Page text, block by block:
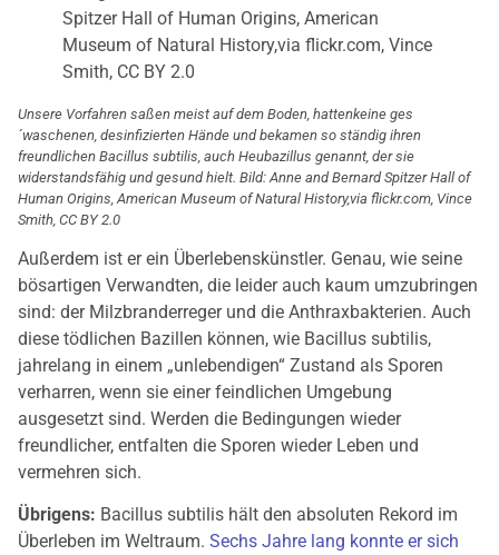
Unsere Vorfahren saßen meist auf dem Boden, hattenkeine ges
´waschenen, desinfizierten Hände und bekamen so ständig ihren
freundlichen Bacillus subtilis, auch Heubazillus genannt, der sie
widerstandsfähig und gesund hielt. Bild: Anne and Bernard Spitzer Hall of
Human Origins, American Museum of Natural History,via flickr.com, Vince
Smith, CC BY 2.0
Außerdem ist er ein Überlebenskünstler. Genau, wie seine
bösartigen Verwandten, die leider auch kaum umzubringen
sind: der Milzbranderreger und die Anthraxbakterien. Auch
diese tödlichen Bazillen können, wie Bacillus subtilis,
jahrelang in einem „unlebendigen“ Zustand als Sporen
verharren, wenn sie einer feindlichen Umgebung
ausgesetzt sind. Werden die Bedingungen wieder
freundlicher, entfalten die Sporen wieder Leben und
vermehren sich.
Übrigens: Bacillus subtilis hält den absoluten Rekord im
Überleben im Weltraum. Sechs Jahre lang konnte er sich